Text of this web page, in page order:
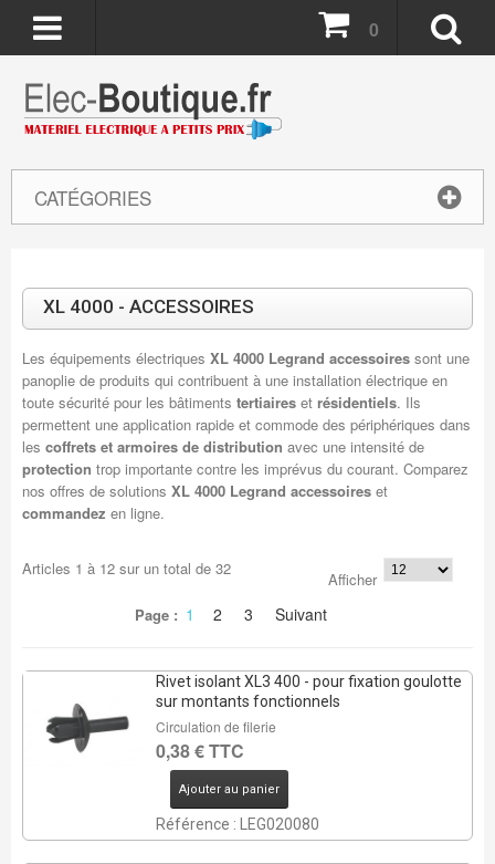
CATÉGORIES
0
XL 4000 - ACCESSOIRES
Les équipements électriques XL 4000 Legrand accessoiressont une
panoplie de produits qui contribuent à une installation électrique en
toute sécurité pour les bâtiments tertiaireset résidentiels. Ils
permettent une application rapide et commode des périphériques dans
les coffrets et armoires de distribution avec une intensité de
protection trop importante contre les imprévus du courant. Comparez
nos offres de solutions XL 4000 Legrand accessoireset
commandez en ligne.
Articles 1 à 12sur un total de 32
Afficher
Page : 1 2 3 Suivant
Rivet isolant XL3 400 - pour fixation goulotte
sur montants fonctionnels
Circulation de filerie
0,38 € TTC
Ajouter au panier
Référence : LEG020080